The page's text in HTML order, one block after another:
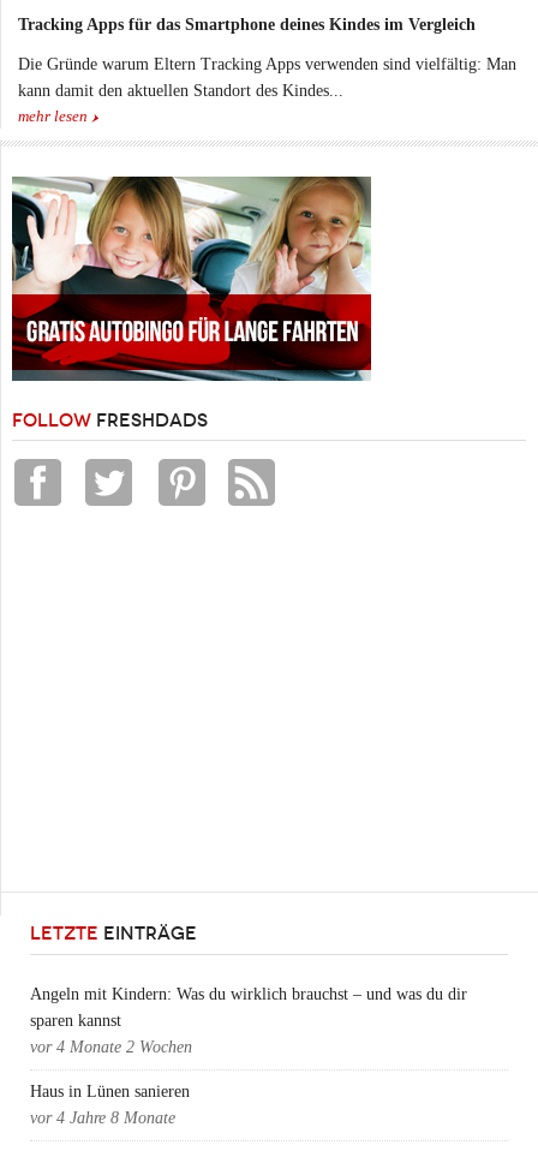
Tracking Apps für das Smartphone deines Kindes im Vergleich
Die Gründe warum Eltern Tracking Apps verwenden sind vielfältig: Man
kann damit den aktuellen Standort des Kindes...
mehr lesen
FOLLOW FRESHDADS
LETZTE EINTRÄGE
Angeln mit Kindern: Was du wirklich brauchst – und was du dir
sparen kannst
vor 4 Monate 2 Wochen
Haus in Lünen sanieren
vor 4 Jahre 8 Monate